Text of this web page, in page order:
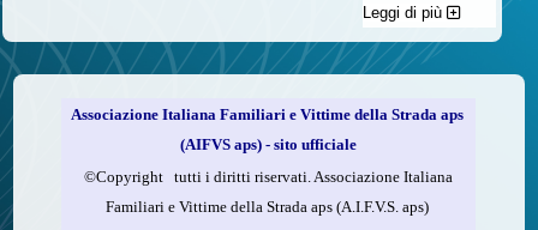
C'è un modo di contribuire alle attività dell’A.I.F.V.S. a favore
delle vittime della strada e per dare giustizia ai superstiti ed ai
loro familiari che non costa nulla: devolvere il 5 per mille della
Compila la scheda CUD o del modello 730.
Firma nel riquadro indicato come “Sostegno delle
Leggi di più
Associazione Italiana Familiari e Vittime della Strada aps
(AIFVS aps) - sito ufficiale
©​Copyright tutti i diritti riservati. Associazione Italiana
Familiari e Vittime della Strada aps (A.I.F.V.S. aps)